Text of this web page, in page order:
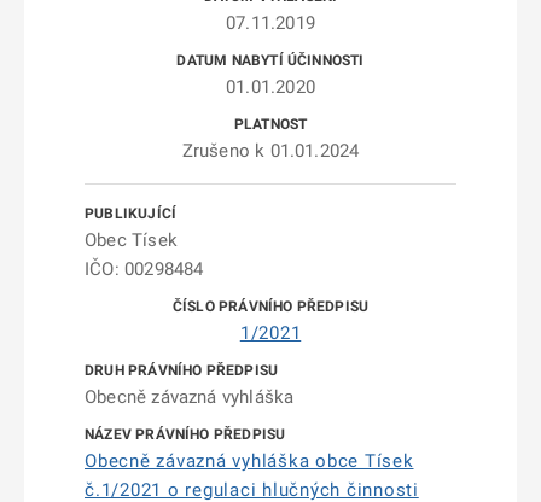
07.11.2019
01.01.2020
Zrušeno k 01.01.2024
Obec Tísek
IČO: 00298484
1/2021
Obecně závazná vyhláška
Obecně závazná vyhláška obce Tísek
č.1/2021 o regulaci hlučných činnosti